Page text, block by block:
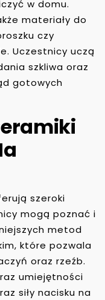
w domu.
materiały do
czy
Uczestnicy uczą
szkliwa oraz
gotowych
szeroki
mogą poznać i
metod
które pozwala
oraz rzeźb.
umiejętności
siły nacisku na